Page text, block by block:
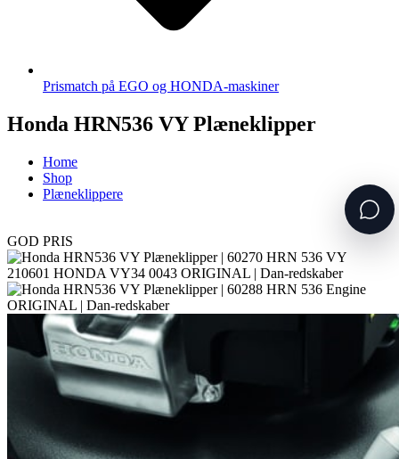
Prismatch på EGO og HONDA-maskiner
Honda HRN536 VY Plæneklipper
Home
Shop
Plæneklippere
GOD PRIS